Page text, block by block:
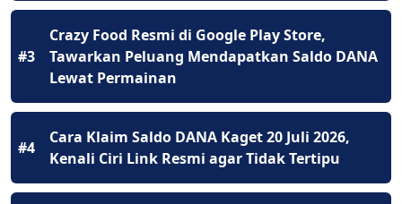
#3
Crazy Food Resmi di Google Play Store,
Tawarkan Peluang Mendapatkan Saldo DANA
Lewat Permainan
#4
Cara Klaim Saldo DANA Kaget 20 Juli 2026,
Kenali Ciri Link Resmi agar Tidak Tertipu